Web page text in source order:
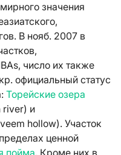
значения
В нояб. 2007 в
число их также
официальный статус
Торейские озера
river) и
hollow). Участок
ценной
пойма. Кроме них в